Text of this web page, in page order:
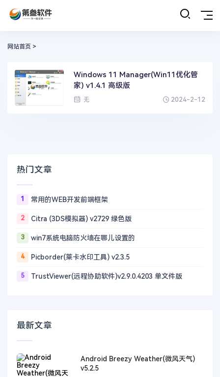
网站首页 >
Windows 11 Manager(Win11优化管
家) v1.4.1 高级版
无 2024-2-12
热门文章
1 常用的WEB开发前端框架
2 Citra (3DS模拟器) v2729 绿色版
3 win7系统电脑防火墙在哪儿设置的
4 Picborder(莱卡水印工具) v2.3.5
5 TrustViewer(远程协助软件)v2.9.0.4203 单文件版
最新文章
Android Breezy Weather(微风天气)
v5.2.5